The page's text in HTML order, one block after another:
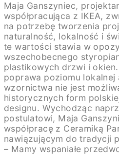
Maja Ganszyniec,
współpracująca z IKEA,
na potrzebę tworzenia
naturalność, lokalność i
te wartości stawia w
wszechobecnego
plastikowych drzwi i
poprawa poziomu lokalnej
wzornictwa nie jest
historycznych form
designu. Wychodząc
postulatowi, Maja
współpracę z Ceramiką
nawiązującym do tradycji
– Mamy wspaniałe